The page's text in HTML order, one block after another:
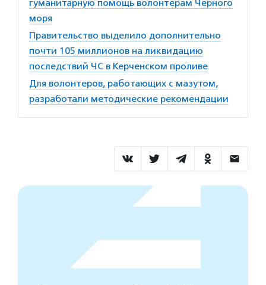
гуманитарную помощь волонтерам Черного
моря
Правительство выделило дополнительно
почти 105 миллионов на ликвидацию
последствий ЧС в Керченском проливе
Для волонтеров, работающих с мазутом,
разработали методические рекомендации